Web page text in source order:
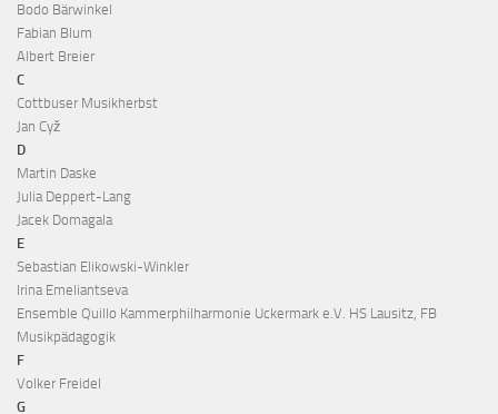
Bodo Bärwinkel
Fabian Blum
Albert Breier
C
Cottbuser Musikherbst
Jan Cyž
D
Martin Daske
Julia Deppert-Lang
Jacek Domagala
E
Sebastian Elikowski-Winkler
Irina Emeliantseva
Ensemble Quillo Kammerphilharmonie Uckermark e.V. HS Lausitz, FB
Musikpädagogik
F
Volker Freidel
G